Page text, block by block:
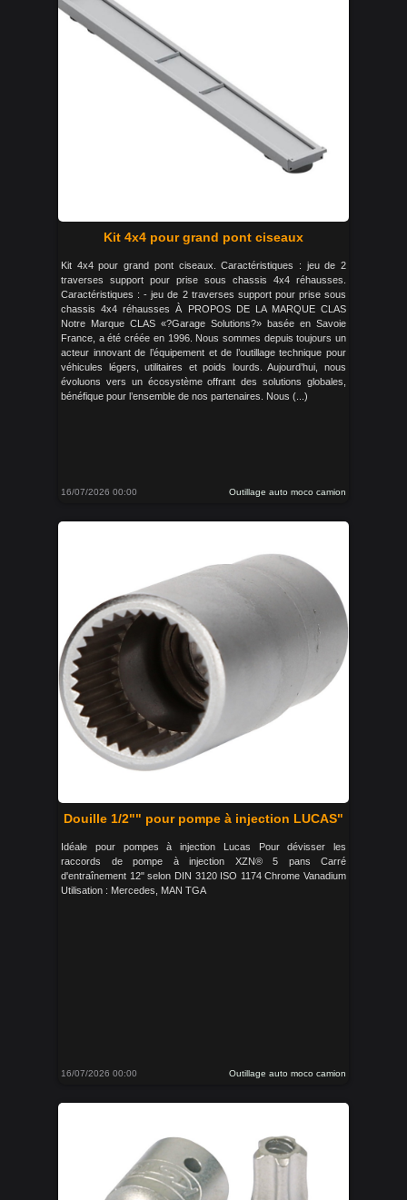
Kit 4x4 pour grand pont ciseaux
Kit 4x4 pour grand pont ciseaux. Caractéristiques : jeu de 2
traverses support pour prise sous chassis 4x4 réhausses.
Caractéristiques : - jeu de 2 traverses support pour prise sous
chassis 4x4 réhausses À PROPOS DE LA MARQUE CLAS
Notre Marque CLAS «?Garage Solutions?» basée en Savoie
France, a été créée en 1996. Nous sommes depuis toujours un
acteur innovant de l’équipement et de l’outillage technique pour
véhicules légers, utilitaires et poids lourds. Aujourd’hui, nous
évoluons vers un écosystème offrant des solutions globales,
bénéfique pour l’ensemble de nos partenaires. Nous (...)
16/07/2026 00:00 Outillage auto moco camion
Douille 1/2"" pour pompe à injection LUCAS"
Idéale pour pompes à injection Lucas Pour dévisser les
raccords de pompe à injection XZN® 5 pans Carré
d'entraînement 12" selon DIN 3120 ISO 1174 Chrome Vanadium
Utilisation : Mercedes, MAN TGA
16/07/2026 00:00 Outillage auto moco camion